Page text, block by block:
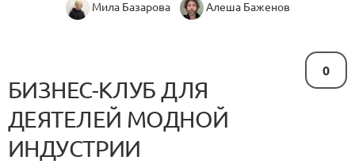
Мила Базарова Алеша Баженов
0
БИЗНЕС-КЛУБ ДЛЯ
ДЕЯТЕЛЕЙ МОДНОЙ
ИНДУСТРИИ